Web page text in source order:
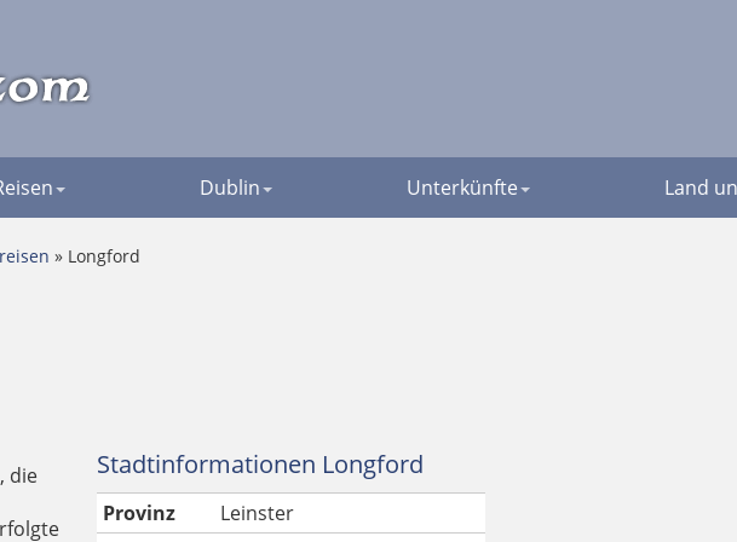
Dublin Unterkünfte Land
» Longford
die
Stadtinformationen Longford
Provinz
Leinster